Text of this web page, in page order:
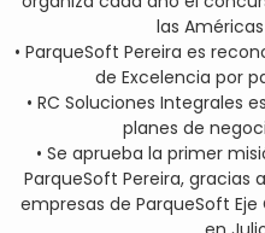
las
• ParqueSoft Pereira es
de Excelencia por
• RC Soluciones Integrales
planes de
• Se aprueba la primer
ParqueSoft Pereira, gracias
empresas de ParqueSoft